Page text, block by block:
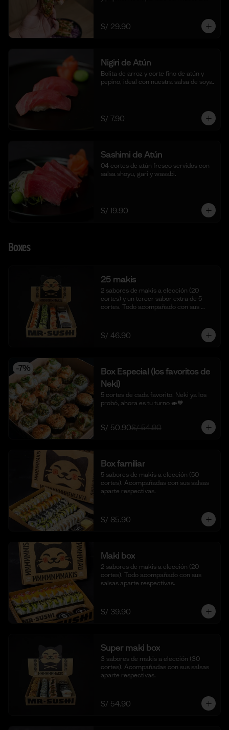
S/ 29.90
Nigiri de Atún
Bolita de arroz y corte fino de atún y
pepino, ideal con nuestra salsa de soya.
S/ 7.90
Sashimi de Atún
04 cortes de atún fresco servidos con
salsa shoyu, gari y wasabi.
S/ 19.90
Boxes
25 makis
2 sabores de makis a elección (20
cortes) y un tercer sabor extra de 5
cortes. Todo acompañado con sus
S/ 46.90
-7%
Box Especial (los favoritos de
Neki)
5 cortes de cada favorito. Neki ya los
probó, ahora es tu turno 🍣🧡
S/ 50.90S/ 54.90
Box familiar
5 sabores de makis a elección (50
cortes). Acompañadas con sus salsas
aparte respectivas.
S/ 85.90
Maki box
2 sabores de makis a elección (20
cortes). Todo acompañado con sus
salsas aparte respectivas.
S/ 39.90
Super maki box
3 sabores de makis a elección (30
cortes). Acompañadas con sus salsas
aparte respectivas.
S/ 54.90